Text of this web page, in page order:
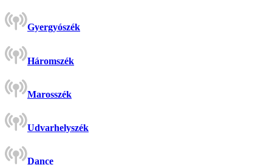
Gyergyószék
Háromszék
Marosszék
Udvarhelyszék
Dance